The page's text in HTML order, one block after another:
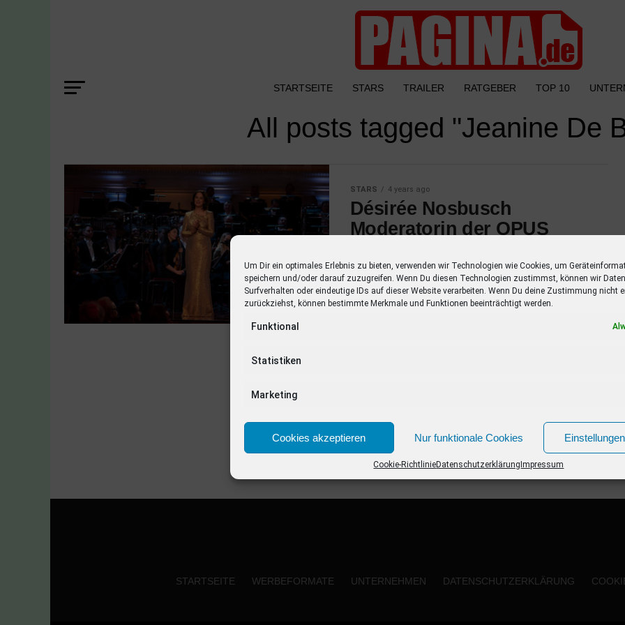
Um Dir ein optimales Erlebnis zu bieten, verwenden wir Technologien wie Cookies, um
speichern und/oder darauf zuzugreifen. Wenn Du diesen Technologien zustimmst, können wir
Surfverhalten oder eindeutige IDs auf dieser Website verarbeiten. Wenn Du deine Zustimmung nicht
zurückziehst, können bestimmte Merkmale und Funktionen beeinträchtigt werden.
Funktional
Statistiken
Marketing
Cookies akzeptieren Nur funktionale Cookies
Cookie-RichtlinieDatenschutzerklärung Impressum
STARTSEITE STARS TRAILER RATGEBER TOP 10
All posts tagged "Jeanine De
STARS 4 years ago
Désirée Nosbusch
Moderatorin der OPUS
Désirée Nosbusch steht auch dieses Jahr
erneut als Moderatorin auf der Bühne im
Konzerthaus Berlin am Gendarmenmarkt.
STARTSEITE WERBEFORMATE UNTERNEHMEN DATENSCHUTZERKLÄRUNG